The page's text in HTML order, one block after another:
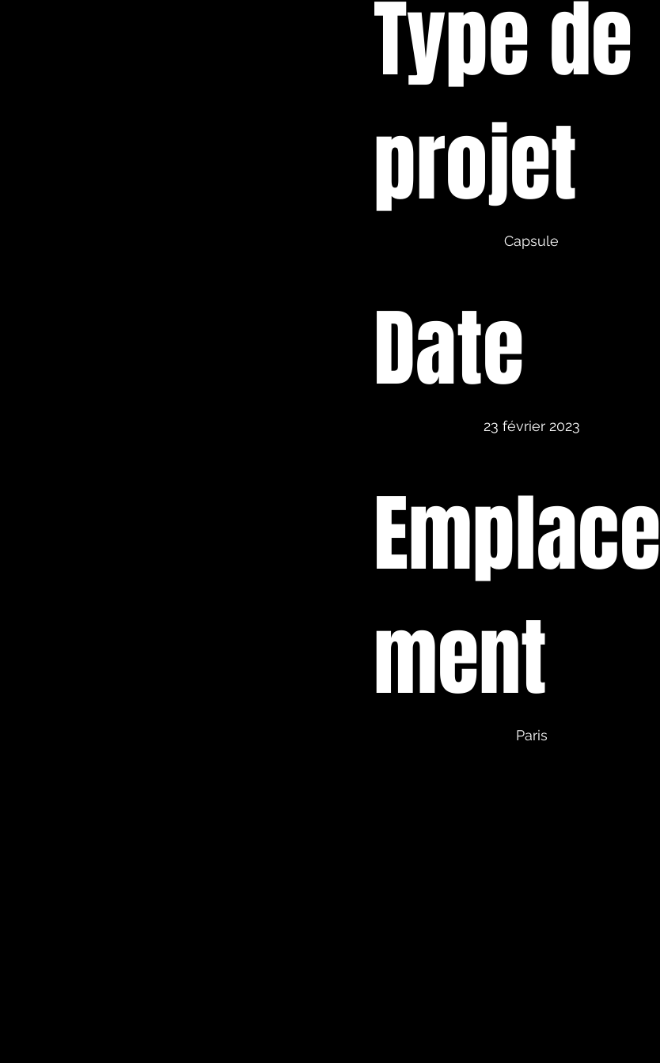
Type de
projet
Capsule
Date
23 février 2023
Emplace
ment
Paris